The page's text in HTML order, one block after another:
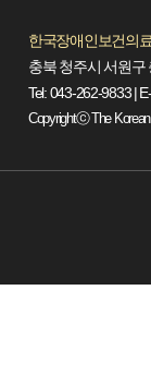
한국장애인보건의
충북 청주시 서원구
Tel: 043-262-9833 |
Copyrightⓒ The Korean